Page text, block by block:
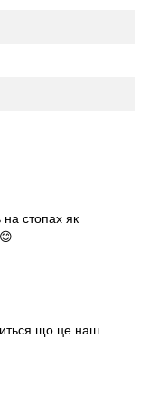
на стопах як
що це наш